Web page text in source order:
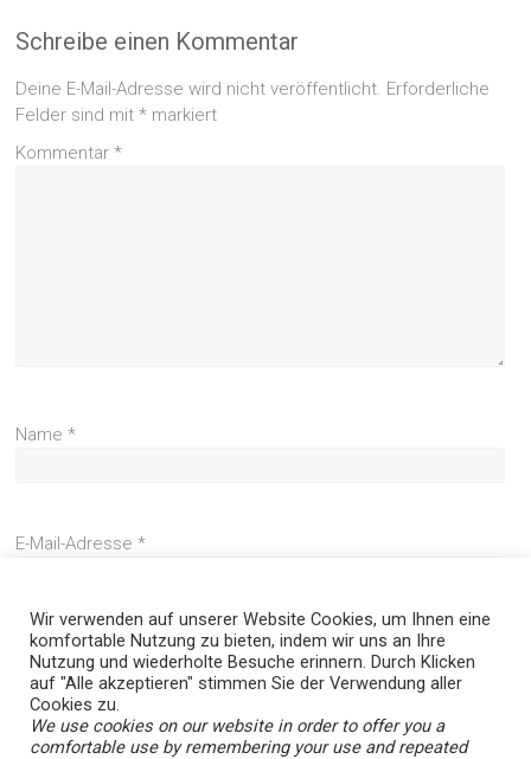
Schreibe einen Kommentar
Deine E-Mail-Adresse wird nicht veröffentlicht. Erforderliche
Felder sind mit* markiert
Kommentar*
Name*
E-Mail-Adresse*
Website
Wir verwenden auf unserer Website Cookies, um Ihnen eine
komfortable Nutzung zu bieten, indem wir uns an Ihre
Nutzung und wiederholte Besuche erinnern. Durch Klicken
auf "Alle akzeptieren" stimmen Sie der Verwendung aller
Cookies zu.
We use cookies on our website in order to offer you a
comfortable use by remembering your use and repeated